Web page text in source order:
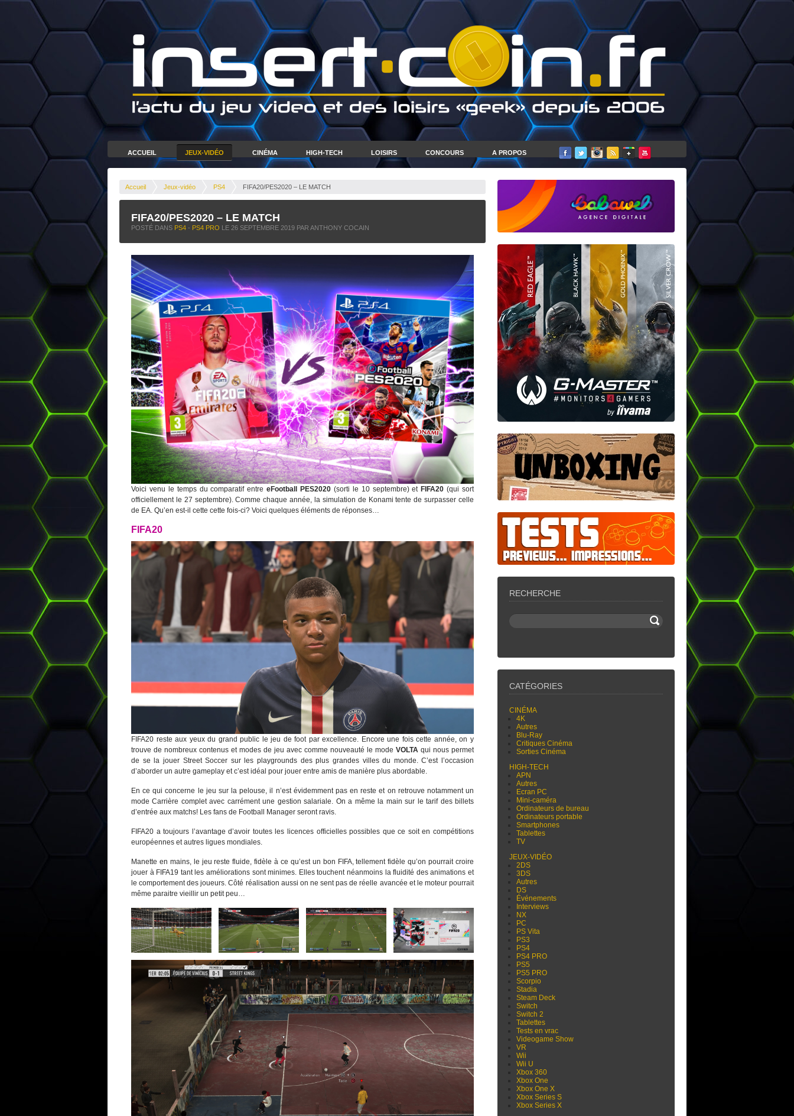
ACCUEIL JEUX-VIDÉO CINÉMA HIGH-TECH LOISIRS CONCOURS A PROPOS
Accueil Jeux-vidéo PS4 FIFA20/PES2020 – LE MATCH
FIFA20/PES2020 – LE MATCH
POSTÉ DANS PS4 - PS4 PRO LE 26 SEPTEMBRE 2019 PAR ANTHONY COCAIN
Voici venu le temps du comparatif entreeFootball PES2020 (sorti le 10 septembre) etFIFA20 (qui sort
officiellement le 27 septembre). Comme chaque année, la simulation de Konami tente de surpasser celle
de EA. Qu’en est-il cette cette fois-ci? Voici quelques éléments de réponses…
FIFA20
FIFA20 reste aux yeux du grand public le jeu de foot par excellence. Encore une fois cette année, on y
trouve de nombreux contenus et modes de jeu avec comme nouveauté le mode VOLTA qui nous permet
de se la jouer Street Soccer sur les playgrounds des plus grandes villes du monde. C’est l’occasion
d’aborder un autre gameplay et c’est idéal pour jouer entre amis de manière plus abordable.
En ce qui concerne le jeu sur la pelouse, il n’est évidemment pas en reste et on retrouve notamment un
mode Carrière complet avec carrément une gestion salariale. On a même la main sur le tarif des billets
d’entrée aux matchs! Les fans de Football Manager seront ravis.
FIFA20 a toujours l’avantage d’avoir toutes les licences officielles possibles que ce soit en compétitions
européennes et autres ligues mondiales.
Manette en mains, le jeu reste fluide, fidèle à ce qu’est un bon FIFA, tellement fidèle qu’on pourrait croire
jouer à FIFA19 tant les améliorations sont minimes. Elles touchent néanmoins la fluidité des animations et
le comportement des joueurs. Côté réalisation aussi on ne sent pas de réelle avancée et le moteur pourrait
même paraitre vieillir un petit peu…
RECHERCHE
CATÉGORIES
CINÉMA
4K
Autres
Blu-Ray
Critiques Cinéma
Sorties Cinéma
HIGH-TECH
APN
Autres
Ecran PC
Mini-caméra
Ordinateurs de bureau
Ordinateurs portable
Smartphones
Tablettes
TV
JEUX-VIDÉO
2DS
3DS
Autres
DS
Événements
Interviews
NX
PC
PS Vita
PS3
PS4
PS4 PRO
PS5
PS5 PRO
Scorpio
Stadia
Steam Deck
Switch
Switch 2
Tablettes
Tests en vrac
Videogame Show
VR
Wii
Wii U
Xbox 360
Xbox One
Xbox One X
Xbox Series S
Xbox Series X